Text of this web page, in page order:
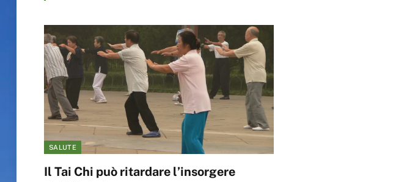
SALUTE
Il Tai Chi può ritardare l’insorgere